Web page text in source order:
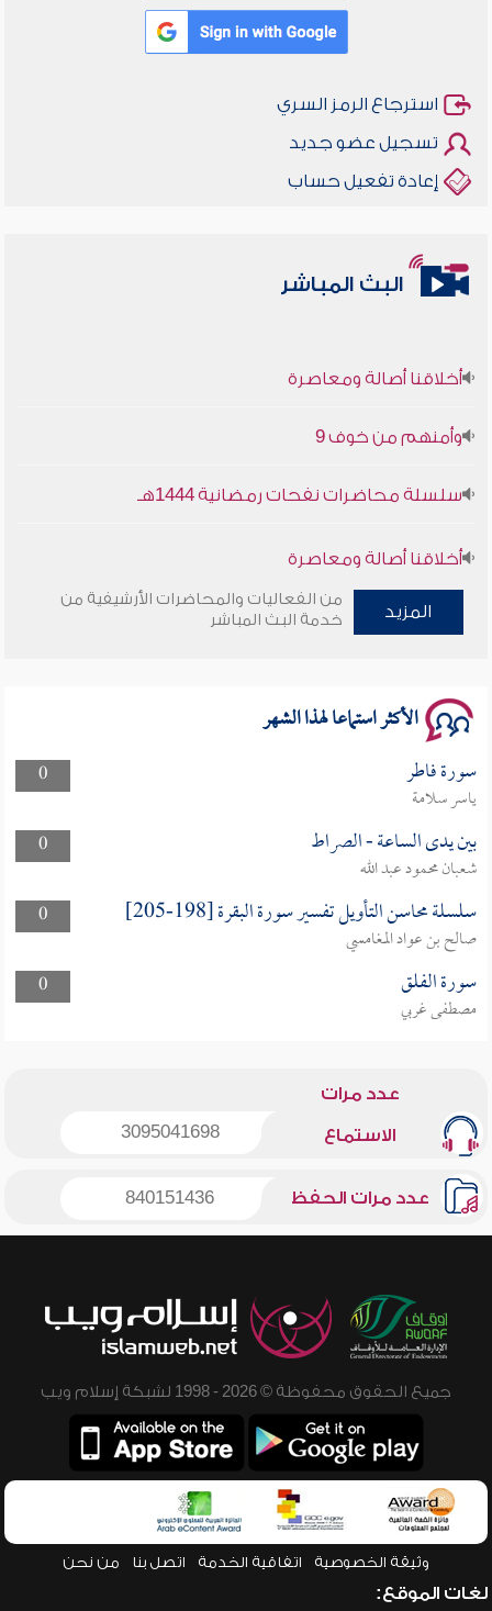
استرجاع الرمز السري
تسجيل عضو جديد
إعادة تفعيل حساب
البث المباشر
أخلاقنا أصالة ومعاصرة
وأمنهم من خوف 9
سلسلة محاضرات نفحات رمضانية 1444هـ
أخلاقنا أصالة ومعاصرة
وأمنهم من خوف 9
المزيد
من الفعاليات والمحاضرات الأرشيفية من
خدمة البث المباشر
الأكثر استماعا لهذا الشهر
0 سورة فاطر
ياسر سلامة
0
بين يدى الساعة - الصراط
شعبان محمود عبد الله
0
سلسلة محاسن التأويل تفسير سورة البقرة [198-205]
صالح بن عواد المغامسي
0
سورة الفلق
مصطفى غربي
عدد مرات
الاستماع 3095041698
عدد مرات الحفظ 840151436
جميع الحقوق محفوظة © 2026 - 1998 لشبكة إسلام ويب
وثيقة الخصوصية اتفاقية الخدمة اتصل بنا من نحن
لغات الموقع: